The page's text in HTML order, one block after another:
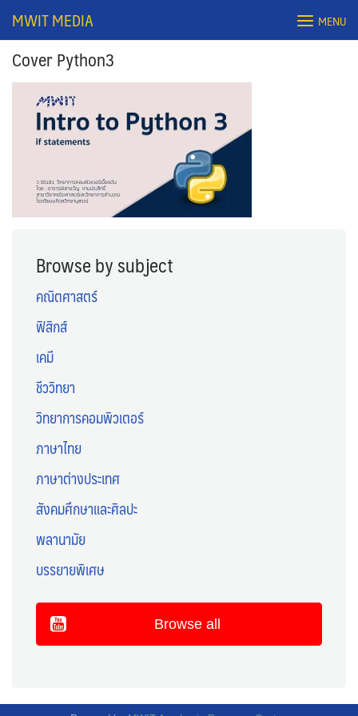
MWIT MEDIA MENU
Cover Python3
Browse by subject
คณิตศาสตร์
ฟิสิกส์
เคมี
ชีววิทยา
วิทยาการคอมพิวเตอร์
ภาษาไทย
ภาษาต่างประเทศ
สังคมศึกษาและศิลปะ
พลานามัย
บรรยายพิเศษ
Browse all